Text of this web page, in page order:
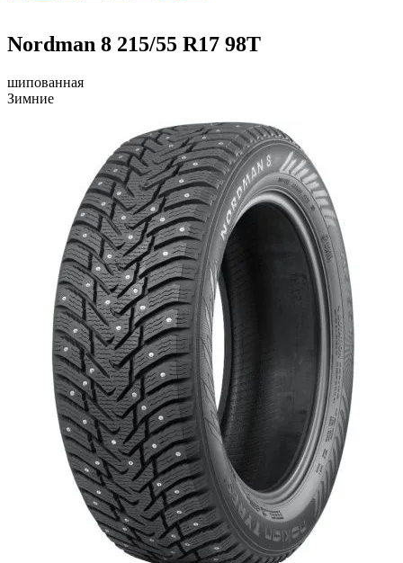
Nordman 8 215/55 R17 98T
шипованная
Зимние